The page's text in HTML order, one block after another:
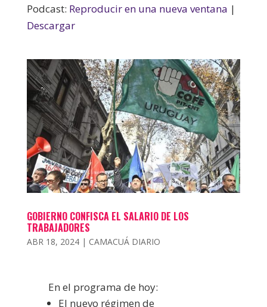
Podcast: Reproducir en una nueva ventana |
Descargar
GOBIERNO CONFISCA EL SALARIO DE LOS
TRABAJADORES
ABR 18, 2024| CAMACUÁ DIARIO
En el programa de hoy:
El nuevo régimen de